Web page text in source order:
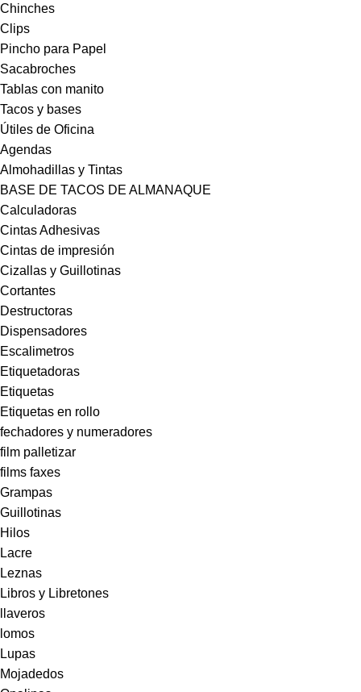
Chinches
Clips
Pincho para Papel
Sacabroches
Tablas con manito
Tacos y bases
Útiles de Oficina
Agendas
Almohadillas y Tintas
BASE DE TACOS DE ALMANAQUE
Calculadoras
Cintas Adhesivas
Cintas de impresión
Cizallas y Guillotinas
Cortantes
Destructoras
Dispensadores
Escalimetros
Etiquetadoras
Etiquetas
Etiquetas en rollo
fechadores y numeradores
film palletizar
films faxes
Grampas
Guillotinas
Hilos
Lacre
Leznas
Libros y Libretones
llaveros
lomos
Lupas
Mojadedos